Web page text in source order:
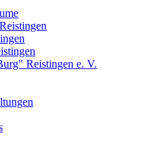
Reistingen e. V.